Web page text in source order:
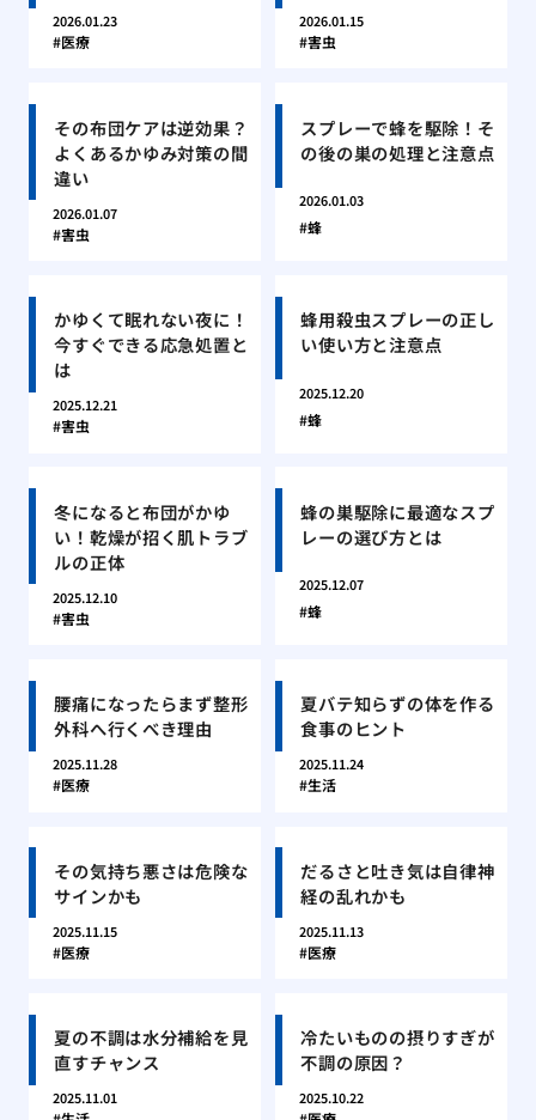
2026.01.23
医療
2026.01.15
害虫
その布団ケアは逆効果？
よくあるかゆみ対策の間
違い
2026.01.07
害虫
スプレーで蜂を駆除！そ
の後の巣の処理と注意点
2026.01.03
蜂
かゆくて眠れない夜に！
今すぐできる応急処置と
は
2025.12.21
害虫
蜂用殺虫スプレーの正し
い使い方と注意点
2025.12.20
蜂
冬になると布団がかゆ
い！乾燥が招く肌トラブ
ルの正体
2025.12.10
害虫
蜂の巣駆除に最適なスプ
レーの選び方とは
2025.12.07
蜂
腰痛になったらまず整形
外科へ行くべき理由
2025.11.28
医療
夏バテ知らずの体を作る
食事のヒント
2025.11.24
生活
その気持ち悪さは危険な
サインかも
2025.11.15
医療
だるさと吐き気は自律神
経の乱れかも
2025.11.13
医療
夏の不調は水分補給を見
直すチャンス
2025.11.01
冷たいものの摂りすぎが
不調の原因？
2025.10.22